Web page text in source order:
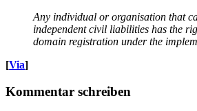
Any individual or organisation that
independent civil liabilities has the
domain registration under the
[Via]
Kommentar schreiben